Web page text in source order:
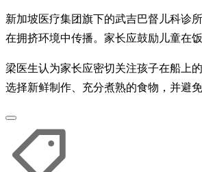
新加坡医疗集团旗下的武吉巴督儿科诊
在拥挤环境中传播。家长应鼓励儿童在
梁医生认为家长应密切关注孩子在船上
选择新鲜制作、充分煮熟的食物，并避